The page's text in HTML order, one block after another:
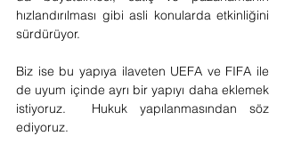
hızlandırılması gibi asli konularda etkinliğini
sürdürüyor.
Biz ise bu yapıya ilaveten UEFA ve FIFA ile
de uyum içinde ayrı bir yapıyı daha eklemek
istiyoruz.  Hukuk yapılanmasından söz
ediyoruz.